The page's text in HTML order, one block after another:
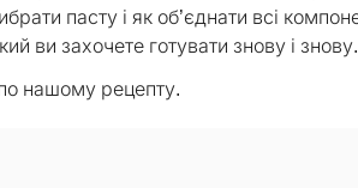
пасту і як об’єднати всі
ви захочете готувати знову і знову.
нашому рецепту.